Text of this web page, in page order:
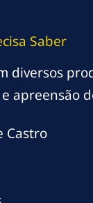
Saber
apreensão
Castro